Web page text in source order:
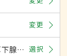
変更
おたふく風邪（流行性耳下腺炎） 選択